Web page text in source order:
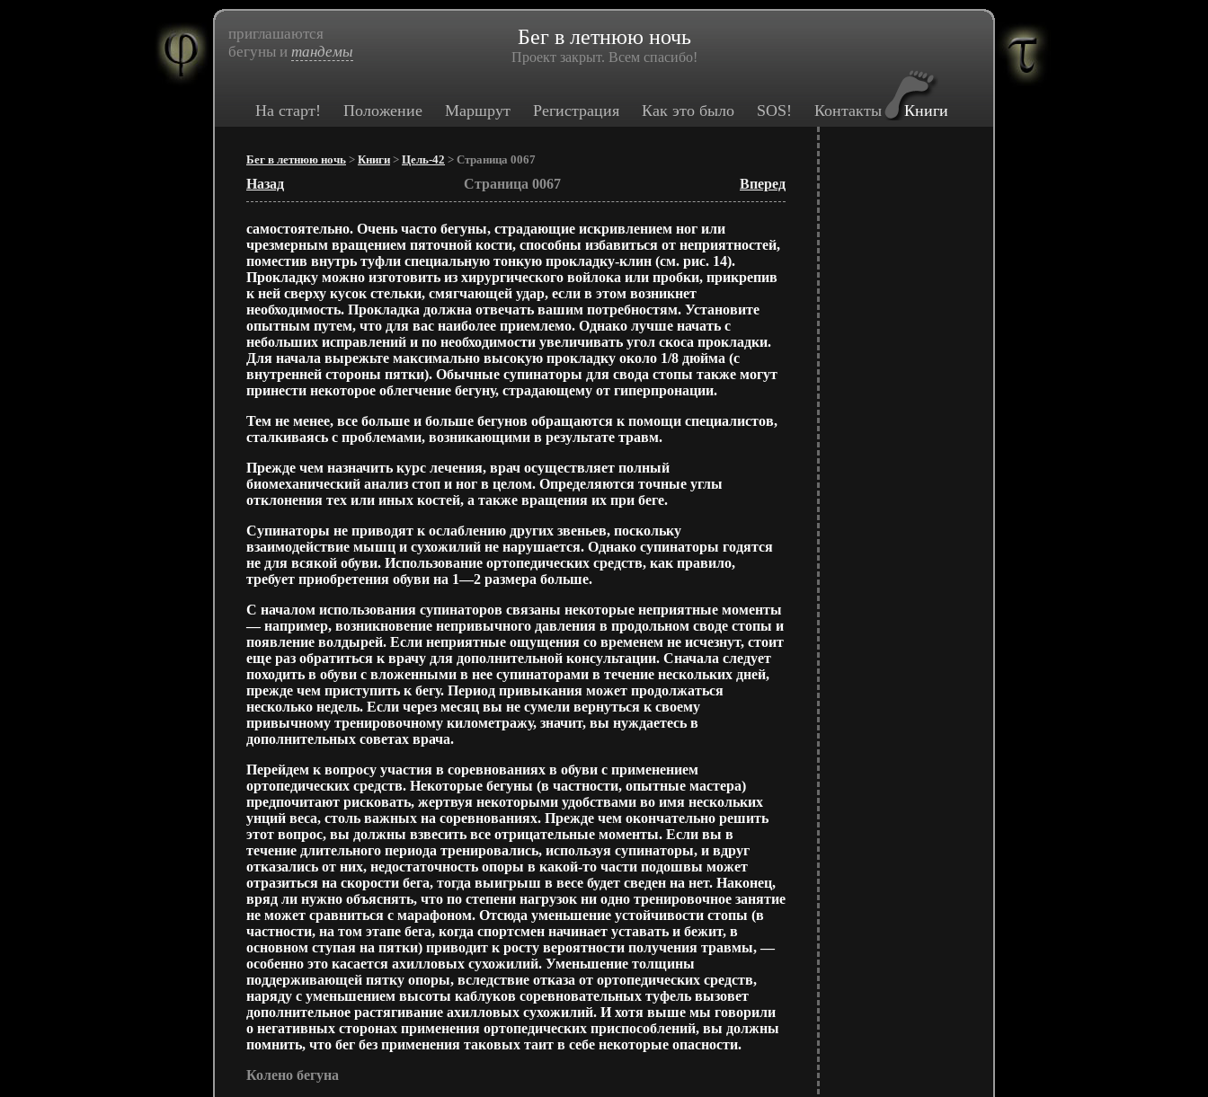
приглашаются
бегуны и тандемы
Бег в летнюю ночь
Проект закрыт. Всем спасибо!
На старт! Положение Маршрут Регистрация Как это было SOS! Контакты Книги
Бег в летнюю ночь > Книги > Цель-42 > Страница 0067
Назад Страница 0067 Вперед
самостоятельно. Очень часто бегуны, страдающие искривлением ног или
чрезмерным вращением пяточной кости, способны избавиться от неприятностей,
поместив внутрь туфли специальную тонкую прокладку-клин (см. рис. 14).
Прокладку можно изготовить из хирургического войлока или пробки, прикрепив
к ней сверху кусок стельки, смягчающей удар, если в этом возникнет
необходимость. Прокладка должна отвечать вашим потребностям. Установите
опытным путем, что для вас наиболее приемлемо. Однако лучше начать с
небольших исправлений и по необходимости увеличивать угол скоса прокладки.
Для начала вырежьте максимально высокую прокладку около 1/8 дюйма (с
внутренней стороны пятки). Обычные супинаторы для свода стопы также могут
принести некоторое облегчение бегуну, страдающему от гиперпронации.
Тем не менее, все больше и больше бегунов обращаются к помощи специалистов,
сталкиваясь с проблемами, возникающими в результате травм.
Прежде чем назначить курс лечения, врач осуществляет полный
биомеханический анализ стоп и ног в целом. Определяются точные углы
отклонения тех или иных костей, а также вращения их при беге.
Супинаторы не приводят к ослаблению других звеньев, поскольку
взаимодействие мышц и сухожилий не нарушается. Однако супинаторы годятся
не для всякой обуви. Использование ортопедических средств, как правило,
требует приобретения обуви на 1—2 размера больше.
С началом использования супинаторов связаны некоторые неприятные моменты
— например, возникновение непривычного давления в продольном своде стопы и
появление волдырей. Если неприятные ощущения со временем не исчезнут, стоит
еще раз обратиться к врачу для дополнительной консультации. Сначала следует
походить в обуви с вложенными в нее супинаторами в течение нескольких дней,
прежде чем приступить к бегу. Период привыкания может продолжаться
несколько недель. Если через месяц вы не сумели вернуться к своему
привычному тренировочному километражу, значит, вы нуждаетесь в
дополнительных советах врача.
Перейдем к вопросу участия в соревнованиях в обуви с применением
ортопедических средств. Некоторые бегуны (в частности, опытные мастера)
предпочитают рисковать, жертвуя некоторыми удобствами во имя нескольких
унций веса, столь важных на соревнованиях. Прежде чем окончательно решить
этот вопрос, вы должны взвесить все отрицательные моменты. Если вы в
течение длительного периода тренировались, используя супинаторы, и вдруг
отказались от них, недостаточность опоры в какой-то части подошвы может
отразиться на скорости бега, тогда выигрыш в весе будет сведен на нет. Наконец,
вряд ли нужно объяснять, что по степени нагрузок ни одно тренировочное занятие
не может сравниться с марафоном. Отсюда уменьшение устойчивости стопы (в
частности, на том этапе бега, когда спортсмен начинает уставать и бежит, в
основном ступая на пятки) приводит к росту вероятности получения травмы, —
особенно это касается ахилловых сухожилий. Уменьшение толщины
поддерживающей пятку опоры, вследствие отказа от ортопедических средств,
наряду с уменьшением высоты каблуков соревновательных туфель вызовет
дополнительное растягивание ахилловых сухожилий. И хотя выше мы говорили
о негативных сторонах применения ортопедических приспособлений, вы должны
помнить, что бег без применения таковых таит в себе некоторые опасности.
Колено бегуна